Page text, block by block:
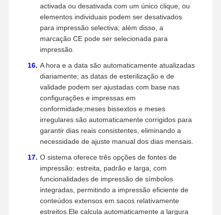
activada ou desativada com um único clique, ou
elementos individuais podem ser desativados
para impressão selectiva; além disso, a
marcação CE pode ser selecionada para
impressão.
A hora e a data são automaticamente atualizadas
diariamente; as datas de esterilização e de
validade podem ser ajustadas com base nas
configurações e impressas em
conformidade;meses bissextos e meses
irregulares são automaticamente corrigidos para
garantir dias reais consistentes, eliminando a
necessidade de ajuste manual dos dias mensais.
O sistema oferece três opções de fontes de
impressão: estreita, padrão e larga, com
funcionalidades de impressão de símbolos
integradas, permitindo a impressão eficiente de
conteúdos extensos em sacos relativamente
estreitos.Ele calcula automaticamente a largura